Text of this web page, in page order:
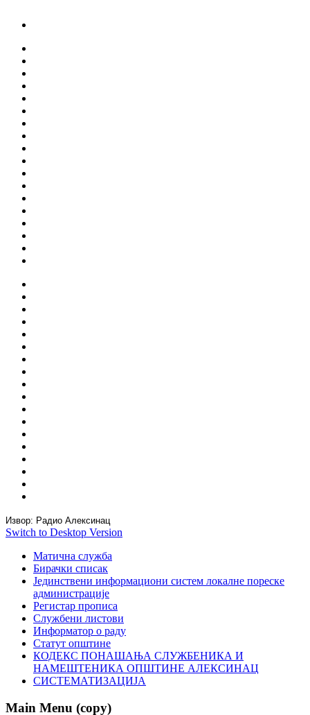
Извор: Радио Алексинац
Switch to Desktop Version
Матична служба
Бирачки списак
Јединствени информациони систем локалне пореске
администрације
Регистар прописа
Службени листови
Информатор о раду
Статут општине
КОДЕКС ПОНАШАЊА СЛУЖБЕНИКА И
НАМЕШТЕНИКА ОПШТИНЕ АЛЕКСИНАЦ
СИСТЕМАТИЗАЦИЈА
Main Menu (copy)